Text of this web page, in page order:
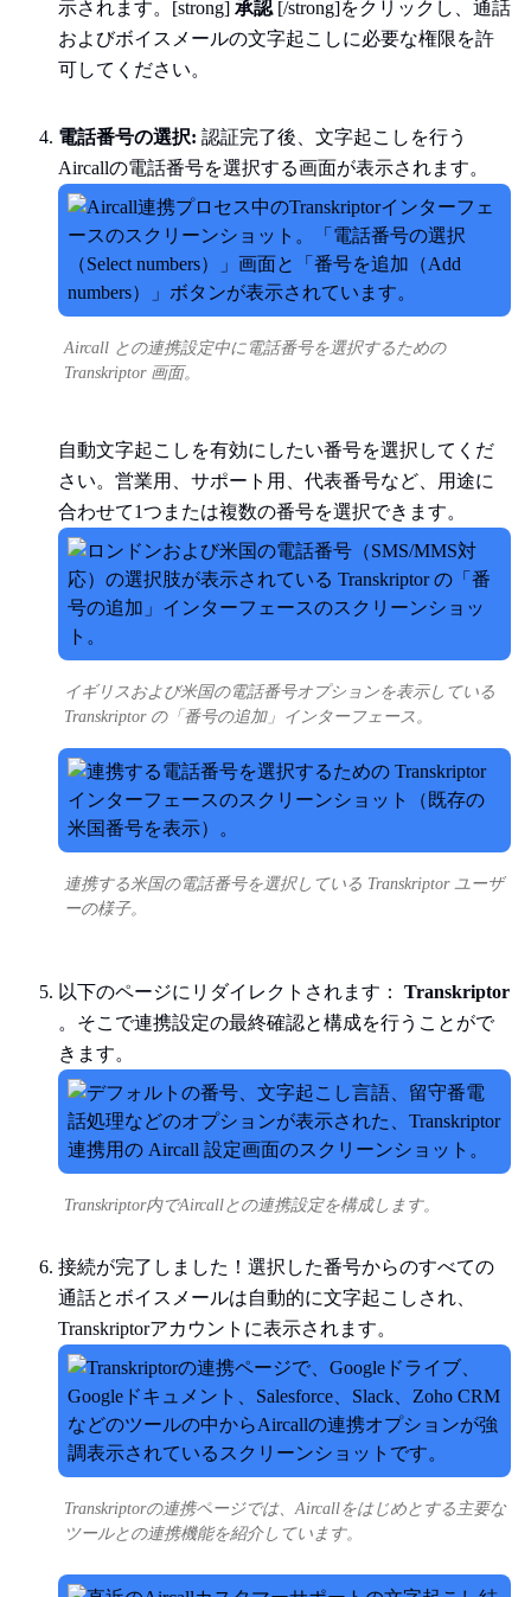
示されます。[strong] 承認 [/strong]をクリックし、通話
およびボイスメールの文字起こしに必要な権限を許
可してください。
電話番号の選択: 認証完了後、文字起こしを行う
Aircallの電話番号を選択する画面が表示されます。
Aircall との連携設定中に電話番号を選択するための
Transkriptor 画面。
自動文字起こしを有効にしたい番号を選択してくだ
さい。営業用、サポート用、代表番号など、用途に
合わせて1つまたは複数の番号を選択できます。
イギリスおよび米国の電話番号オプションを表示している
Transkriptor の「番号の追加」インターフェース。
連携する米国の電話番号を選択している Transkriptor ユーザ
ーの様子。
以下のページにリダイレクトされます： Transkriptor
。そこで連携設定の最終確認と構成を行うことがで
きます。
Transkriptor内でAircallとの連携設定を構成します。
接続が完了しました！選択した番号からのすべての
通話とボイスメールは自動的に文字起こしされ、
Transkriptorアカウントに表示されます。
Transkriptorの連携ページでは、Aircallをはじめとする主要な
ツールとの連携機能を紹介しています。